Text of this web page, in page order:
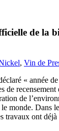
de la
, Vin de
« année
de
de
monde. Dans
travaux ont